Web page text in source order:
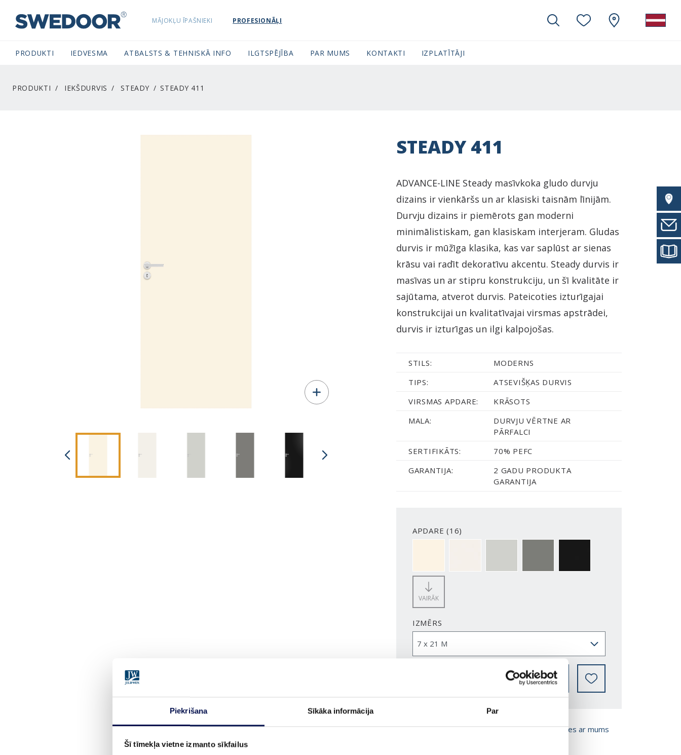
Piekrišana Sīkāka informācija Par
Šī tīmekļa vietne izmanto sīkfailus
SWEDOORLATVIA NAVIGATION
MĀJOKĻU ĪPAŠNIEKI PROFESIONĀĻI
PRODUKTI IEDVESMA ATBALSTS & TEHNISKĀ INFO ILGTSPĒJĪBA PAR MUMS KONTAKTI IZPLATĪTĀJI
PRODUKTI IEKŠDURVIS STEADY STEADY 411
STEADY 411
ADVANCE-LINE Steady masīvkoka gludo durvju
dizains ir vienkāršs un ar klasiski taisnām līnijām.
Durvju dizains ir piemērots gan moderni
minimālistiskam, gan klasiskam interjeram. Gludas
durvis ir mūžīga klasika, kas var saplūst ar sienas
krāsu vai radīt dekoratīvu akcentu. Steady durvis ir
masīvas un ar stipru konstrukciju, un šī kvalitāte ir
sajūtama, atverot durvis. Pateicoties izturīgajai
konstrukcijai un kvalitatīvajai virsmas apstrādei,
durvis ir izturīgas un ilgi kalpojošas.
STILS:
MODERNS
TIPS:
ATSEVIŠĶAS DURVIS
VIRSMAS APDARE:
KRĀSOTS
MALA:
DURVJU VĒRTNE AR
PĀRFALCI
SERTIFIKĀTS:
70% PEFC
GARANTIJA:
2 GADU PRODUKTA
GARANTIJA
APDARE (16)
VAIRĀK
IZMĒRS
KUR IEGĀDĀTIES
PASŪTĪT BROŠŪRU Sazinies ar mums